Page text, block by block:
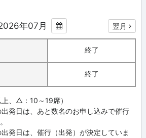
年07月 翌月
終了
終了
、△：10～19席）
出発日は、あと数名のお申し込みで催行
発日は、催行（出発）が決定していま